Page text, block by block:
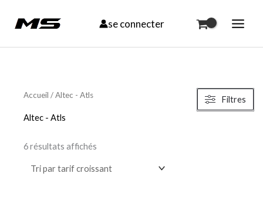
se connecter
Filtres
Accueil / Altec - Atls
Altec - Atls
6 résultats affichés